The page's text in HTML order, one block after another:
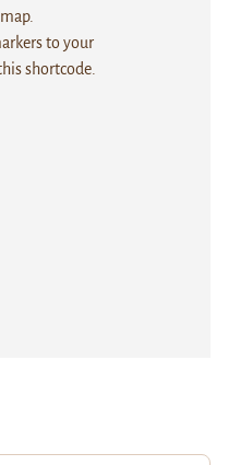
to your
shortcode.